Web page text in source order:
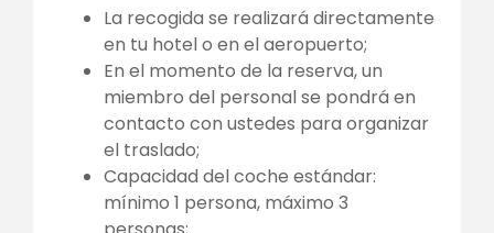
La recogida se realizará directamente
en tu hotel o en el aeropuerto;
En el momento de la reserva, un
miembro del personal se pondrá en
contacto con ustedes para organizar
el traslado;
Capacidad del coche estándar:
mínimo 1 persona, máximo 3